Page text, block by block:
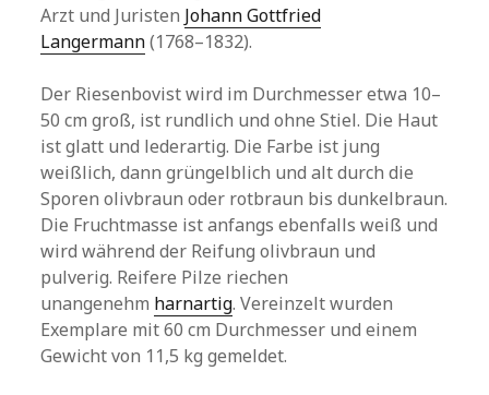
Arzt und Juristen Johann Gottfried
Langermann(1768–1832).
Der Riesenbovist wird im Durchmesser etwa 10–
50 cm groß, ist rundlich und ohne Stiel. Die Haut
ist glatt und lederartig. Die Farbe ist jung
weißlich, dann grüngelblich und alt durch die
Sporen olivbraun oder rotbraun bis dunkelbraun.
Die Fruchtmasse ist anfangs ebenfalls weiß und
wird während der Reifung olivbraun und
pulverig. Reifere Pilze riechen
unangenehm harnartig. Vereinzelt wurden
Exemplare mit 60 cm Durchmesser und einem
Gewicht von 11,5 kg gemeldet.